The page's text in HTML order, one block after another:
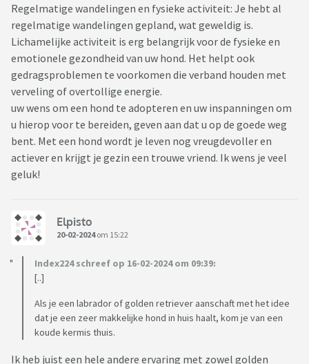
Regelmatige wandelingen en fysieke activiteit: Je hebt al
regelmatige wandelingen gepland, wat geweldig is.
Lichamelijke activiteit is erg belangrijk voor de fysieke en
emotionele gezondheid van uw hond. Het helpt ook
gedragsproblemen te voorkomen die verband houden met
verveling of overtollige energie.
uw wens om een ​​hond te adopteren en uw inspanningen om
u hierop voor te bereiden, geven aan dat u op de goede weg
bent. Met een hond wordt je leven nog vreugdevoller en
actiever en krijgt je gezin een trouwe vriend. Ik wens je veel
geluk!
Elpisto
20-02-2024om 15:22
Index224 schreef op 16-02-2024 om 09:39:
[..]
Als je een labrador of golden retriever aanschaft met het idee
dat je een zeer makkelijke hond in huis haalt, kom je van een
koude kermis thuis.
Ik heb juist een hele andere ervaring met zowel golden